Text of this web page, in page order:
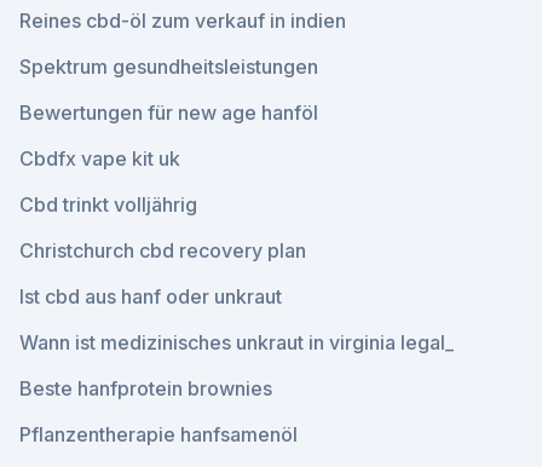
Reines cbd-öl zum verkauf in indien
Spektrum gesundheitsleistungen
Bewertungen für new age hanföl
Cbdfx vape kit uk
Cbd trinkt volljährig
Christchurch cbd recovery plan
Ist cbd aus hanf oder unkraut
Wann ist medizinisches unkraut in virginia legal_
Beste hanfprotein brownies
Pflanzentherapie hanfsamenöl